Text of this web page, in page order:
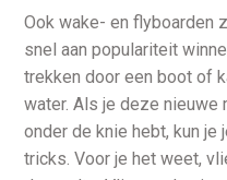
Ook wake- en flyboarden
snel aan populariteit
trekken door een boot of
water. Als je deze nieuwe
onder de knie hebt, kun je
tricks. Voor je het weet,